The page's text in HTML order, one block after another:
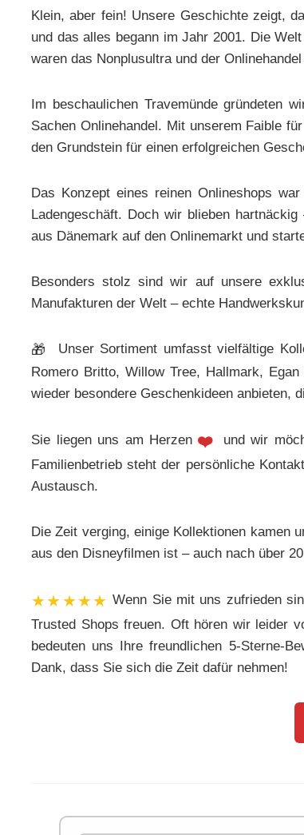
Klein, aber fein! Unsere Geschichte zeigt,
und das alles begann im Jahr 2001. Die
waren das Nonplusultra und der
Im beschaulichen Travemünde gründeten
Sachen Onlinehandel. Mit unserem Faible
den Grundstein für einen erfolgreichen
Das Konzept eines reinen Onlineshops
Ladengeschäft. Doch wir blieben
aus Dänemark auf den Onlinemarkt und
Besonders stolz sind wir auf unsere
Manufakturen der Welt – echte
🎁
Unser Sortiment umfasst vielfältige
Romero Britto, Willow Tree, Hallmark,
wieder besondere Geschenkideen anbieten,
Sie liegen uns am Herzen ❤️
und wir
Familienbetrieb steht der persönliche
Austausch.
Die Zeit verging, einige Kollektionen kamen
aus den Disneyfilmen ist – auch nach über
★★★★★ Wenn Sie mit uns zufrieden
Trusted Shops freuen. Oft hören wir leider
bedeuten uns Ihre freundlichen 5-Sterne-
Dank, dass Sie sich die Zeit dafür nehmen!